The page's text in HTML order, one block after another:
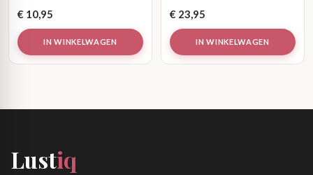
€ 10,95
IN WINKELWAGEN
€ 23,95
IN WINKELWAGEN
Lustiq